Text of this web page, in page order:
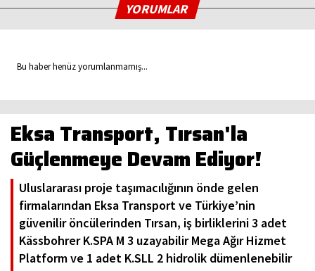
YORUMLAR
Bu haber henüz yorumlanmamış...
Eksa Transport, Tırsan'la
Güçlenmeye Devam Ediyor!
Uluslararası proje taşımacılığının önde gelen
firmalarından Eksa Transport ve Türkiye’nin
güvenilir öncülerinden Tırsan, iş birliklerini 3 adet
Kässbohrer K.SPA M 3 uzayabilir Mega Ağır Hizmet
Platform ve 1 adet K.SLL 2 hidrolik dümenlenebilir